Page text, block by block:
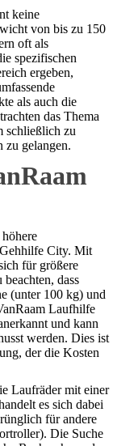
keine
von bis zu 150
oft als
spezifischen
ergeben,
als auch die
das Thema
schließlich zu
zu gelangen.
Gehhilfe City. Mit
für größere
dass
(unter 100 kg) und
Laufhilfe
und kann
werden. Dies ist
der die Kosten
Laufräder mit einer
es sich dabei
für andere
Die Suche